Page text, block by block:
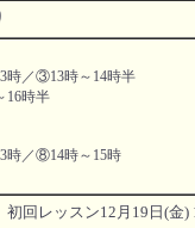
時／③13時～14時半
16時半
時／⑧14時～15時
回レッスン12月19日(金)